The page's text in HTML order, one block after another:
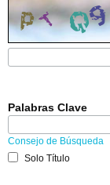
Palabras Clave
Consejo de Búsqueda
Solo Título